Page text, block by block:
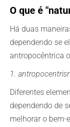
O que é
Há duas
dependendo se
antropocêntrica
1.
Diferentes
dependendo de
melhorar o bem-